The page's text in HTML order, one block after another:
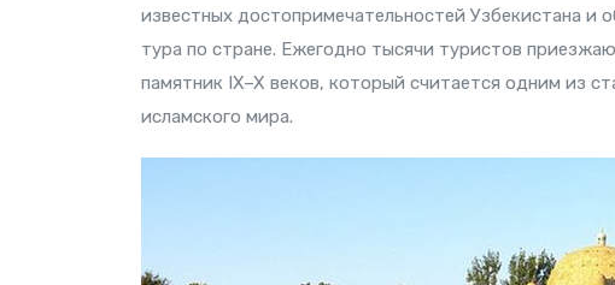
известных достопримечательностей Узбекистана и
тура по стране. Ежегодно тысячи туристов
памятник IX–X веков, который считается одним из
исламского мира.